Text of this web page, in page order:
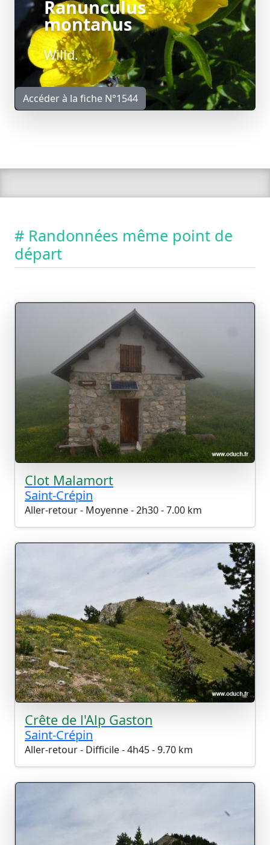
Ranunculus
montanus
Willd.
Accéder à la fiche N°1544
# Randonnées même point de
départ
Clot Malamort
Saint-Crépin
Aller-retour - Moyenne - 2h30 - 7.00 km
Crête de l'Alp Gaston
Saint-Crépin
Aller-retour - Difficile - 4h45 - 9.70 km